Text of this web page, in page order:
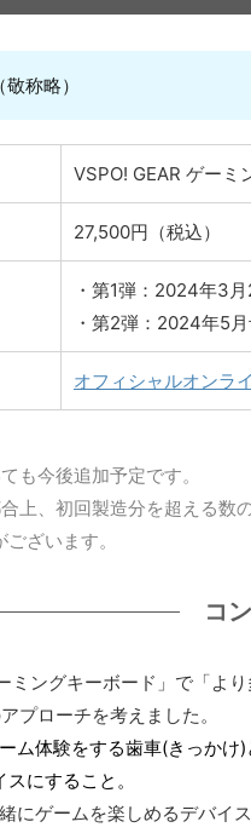
称略）
VSPO! GEAR ゲーミ
27,500円（税込）
・第1弾：2024年3
・第2弾：2024年5
オフィシャルオンラ
も今後追加予定です。
上、初回製造分を超える数
ざいます。
コ
ミングキーボード」で「よ
プローチを考えました。
ム体験をする歯車(きっか
にすること。
にゲームを楽しめるデバイ